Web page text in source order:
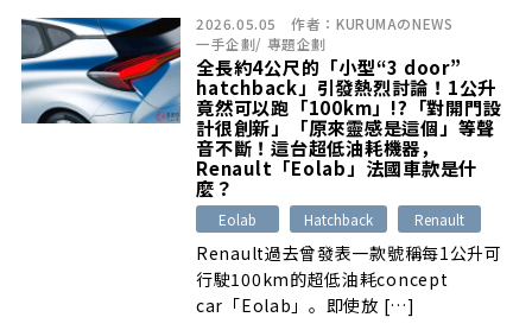
2026.05.05 作者： KURUMAのNEWS
一手企劃/ 專題企劃
全長約4公尺的「小型“3 door”
hatchback」引發熱烈討論！1公升
竟然可以跑「100km」!?「對開門設
計很創新」「原來靈感是這個」等聲
音不斷！這台超低油耗機器，
Renault「Eolab」法國車款是什
麼？
Eolab Hatchback Renault
Renault過去曾發表一款號稱每1公升可
行駛100km的超低油耗concept
car「Eolab」。即使放 […]